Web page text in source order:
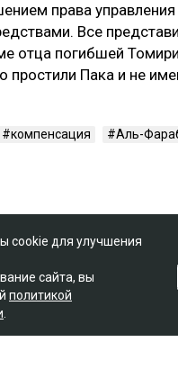
права управления
Все
отца погибшей
простили Пака и не
компенсация Аль-
cookie для улучшения
сайта, вы
политикой